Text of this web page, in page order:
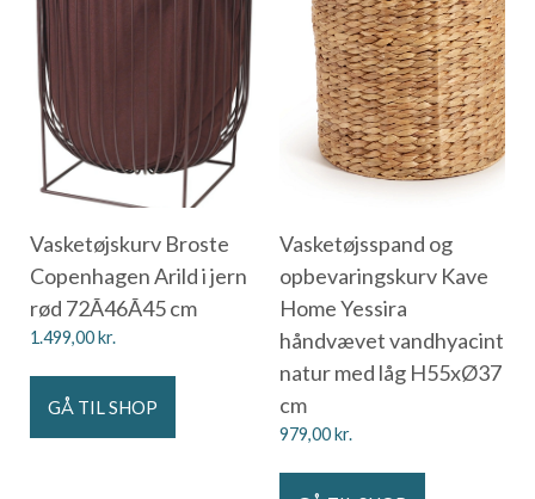
Vasketøjskurv Broste
Copenhagen Arild i jern
rød 72Ã46Ã45 cm
1.499,00kr.
GÅ TIL SHOP
Vasketøjsspand og
opbevaringskurv Kave
Home Yessira
håndvævet vandhyacint
natur med låg H55xØ37
cm
979,00kr.